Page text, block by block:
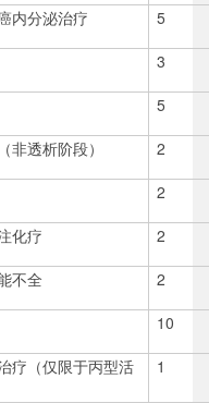
内分泌治疗
5
3
5
非透析阶段）
2
2
化疗
2
不全
2
10
疗（仅限于丙型活
1